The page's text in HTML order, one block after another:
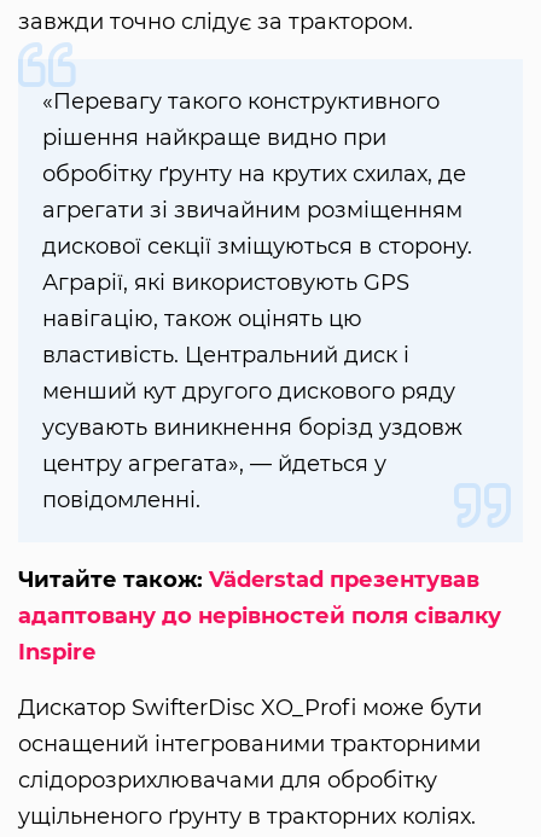
завжди точно слідує за трактором.
«Перевагу такого конструктивного
рішення найкраще видно при
обробітку ґрунту на крутих схилах, де
агрегати зі звичайним розміщенням
дискової секції зміщуються в сторону.
Аграрії, які використовують GPS
навігацію, також оцінять цю
властивість. Центральний диск і
менший кут другого дискового ряду
усувають виникнення борізд уздовж
центру агрегата», — йдеться у
повідомленні.
Читайте також: Väderstad презентував
адаптовану до нерівностей поля сівалку
Inspire
Дискатор SwifterDisc XO_Profi може бути
оснащений інтегрованими тракторними
слідорозрихлювачами для обробітку
ущільненого ґрунту в тракторних коліях.